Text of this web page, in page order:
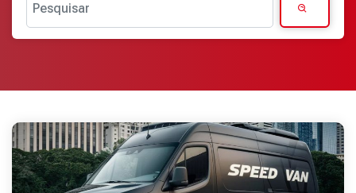
Pesquisar